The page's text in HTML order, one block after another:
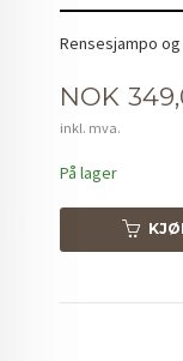
Rensesjampo
Pris
NOK
inkl. mva.
På lager